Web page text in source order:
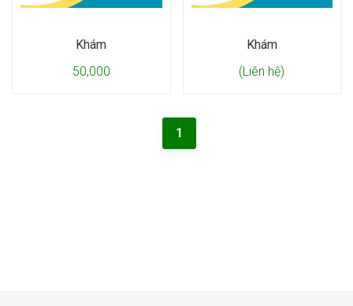
Khám
50,000
Khám
(Liên hệ)
1